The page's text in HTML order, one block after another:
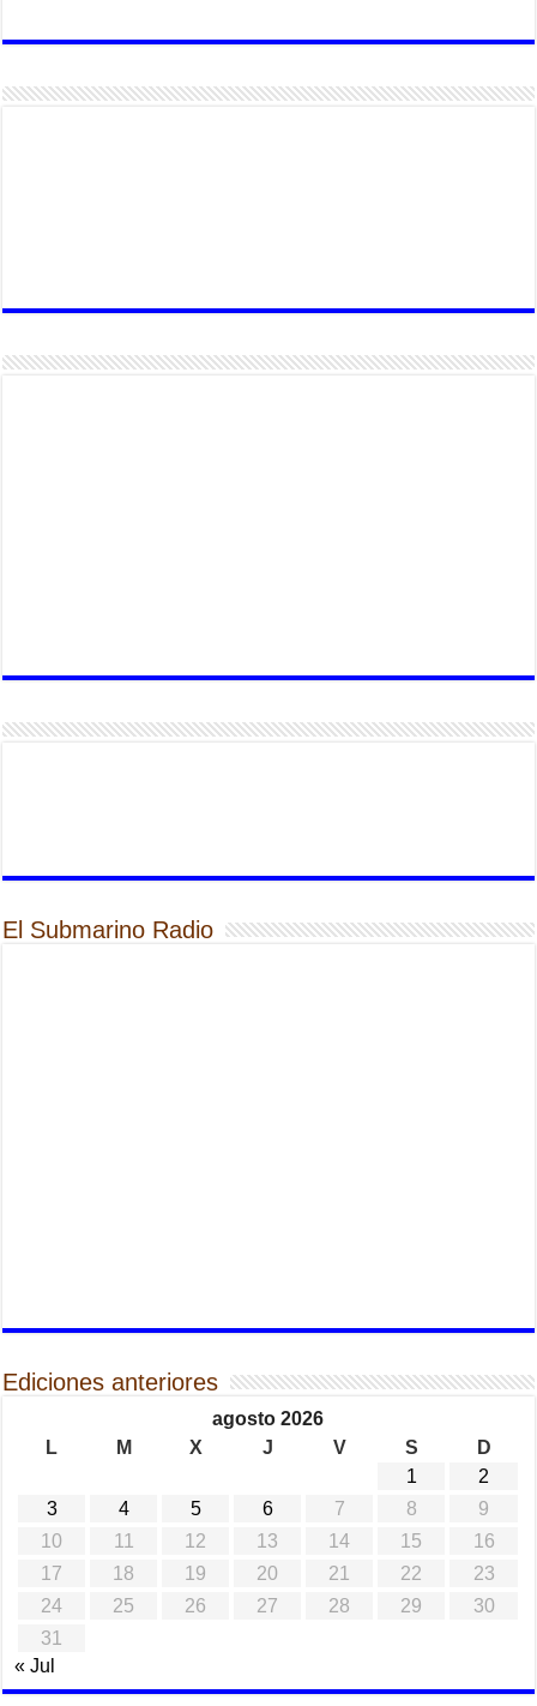
El Submarino Radio
Ediciones anteriores
agosto 2026
L
M X J V S
D
1
2
3
4 5 6 7 8
9
10
11 12 13 14 15
16
17
18 19 20 21 22
23
24
25 26 27 28 29
30
31
« Jul